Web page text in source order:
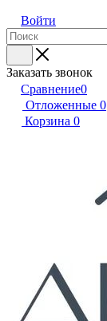
Войти
Заказать звонок
Сравнение0
Отложенные 0
Корзина 0